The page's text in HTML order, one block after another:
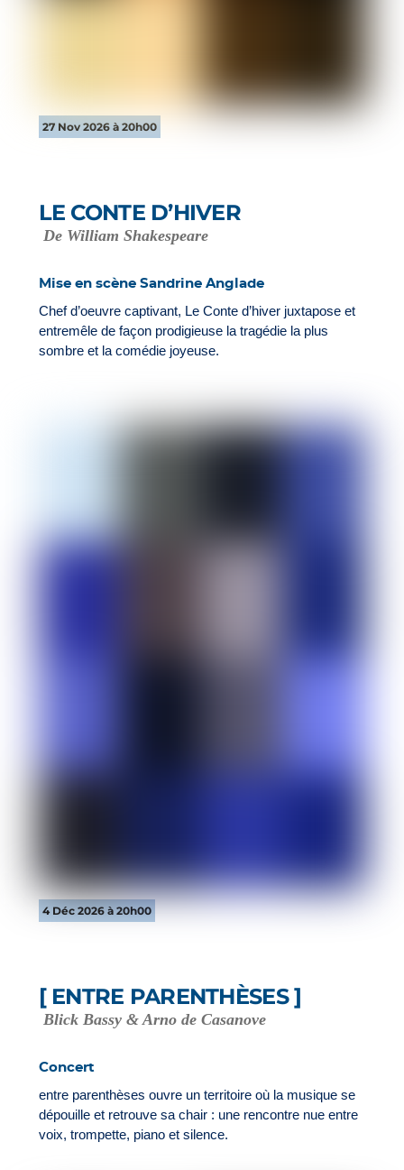
27 Nov 2026 à 20h00
LE CONTE D’HIVER
De William Shakespeare
Mise en scène Sandrine Anglade
Chef d’oeuvre captivant, Le Conte d’hiver juxtapose et
entremêle de façon prodigieuse la tragédie la plus
sombre et la comédie joyeuse.
4 Déc 2026 à 20h00
[ ENTRE PARENTHÈSES ]
Blick Bassy & Arno de Casanove
Concert
entre parenthèses ouvre un territoire où la musique se
dépouille et retrouve sa chair : une rencontre nue entre
voix, trompette, piano et silence.